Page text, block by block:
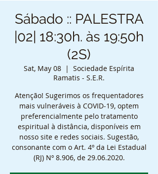
Sábado :: PALESTRA
|02| 18:30h. às 19:50h
(2S)
Sat, May 08
  |
Sociedade Espírita
Ramatis - S.E.R.
Atenção! Sugerimos os frequentadores
mais vulneráveis à COVID-19, optem
preferencialmente pelo tratamento
espiritual à distância, disponíveis em
nosso site e redes sociais. Sugestão,
consonante com o Art. 4º da Lei Estadual
(RJ) Nº 8.906, de 29.06.2020.